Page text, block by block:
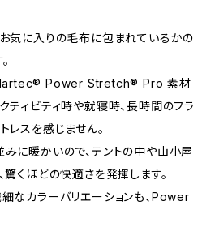
気に入りの毛布に包まれているかの
Power Stretch® Pro 素材
ティビティ時や就寝時、長時間のフラ
レスを感じません。
に暖かいので、テントの中や山小屋
驚くほどの快適さを発揮します。
なカラーバリエーションも、Power